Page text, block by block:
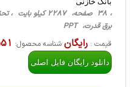
، 38 صفحه، 2287
برق قدرت، PPT
قیمت : رایگانشناسه محصول:
دانلود رایگان فایل اصلی